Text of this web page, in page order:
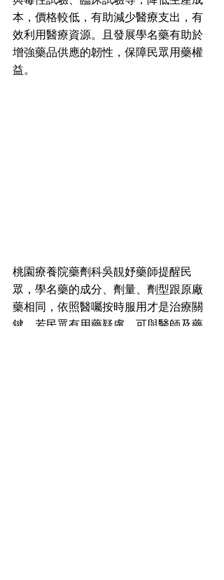
本，價格較低，有助減少醫療支出，有
效利用醫療資源。且發展學名藥有助於
增強藥品供應的韌性，保障民眾用藥權
益。
桃園療養院藥劑科吳靚妤藥師提醒民
眾，學名藥的成分、劑量、劑型跟原廠
藥相同，依照醫囑按時服用才是治療關
鍵。若民眾有用藥疑慮，可與醫師及藥